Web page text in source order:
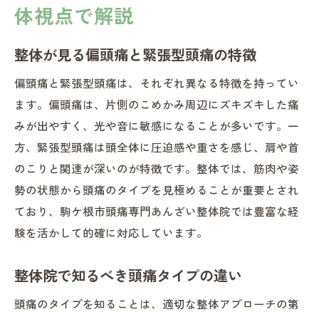
体視点で解説
整体が見る偏頭痛と緊張型頭痛の特徴
偏頭痛と緊張型頭痛は、それぞれ異なる特徴を持ってい
ます。偏頭痛は、片側のこめかみ周辺にズキズキした痛
みが出やすく、光や音に敏感になることが多いです。一
方、緊張型頭痛は頭全体に圧迫感や重さを感じ、肩や首
のこりと関連が深いのが特徴です。整体では、筋肉や姿
勢の状態から頭痛のタイプを見極めることが重要とされ
ており、駒ケ根市頭痛専門あんざい整体院では豊富な経
験を活かして的確に対応しています。
整体院で知るべき頭痛タイプの違い
頭痛のタイプを知ることは、適切な整体アプローチの第